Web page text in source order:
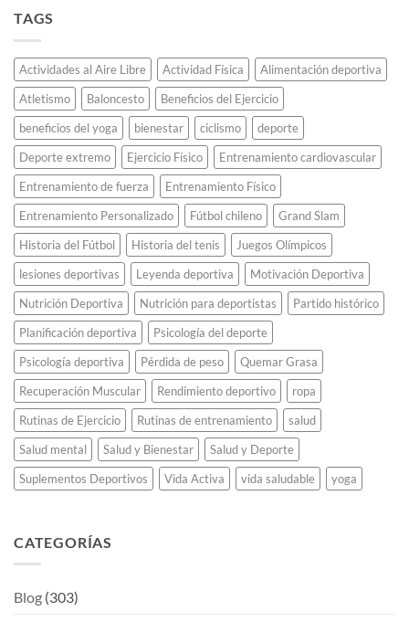
de
maratón.
al
continente.
universitario
que
decidió
saltar
de
espaldas
y
revolucionó
el
atletismo
para
siempre.
TAGS
Actividades al Aire Libre Actividad Física
Alimentación deportiva
Atletismo
Baloncesto
Beneficios del Ejercicio
beneficios del yoga
bienestar ciclismo
deporte
Deporte extremo
Ejercicio Físico
Entrenamiento cardiovascular
Entrenamiento de fuerza
Entrenamiento Físico
Entrenamiento Personalizado
Fútbol chileno
Grand Slam
Historia del Fútbol
Historia del tenis
Juegos Olímpicos
lesiones deportivas
Leyenda deportiva
Motivación Deportiva
Nutrición Deportiva
Nutrición para deportistas
Partido histórico
Planificación deportiva
Psicología del deporte
Psicología deportiva
Pérdida de peso
Quemar Grasa
Recuperación Muscular
Rendimiento deportivo
ropa
Rutinas de Ejercicio
Rutinas de entrenamiento
salud
Salud mental
Salud y Bienestar
Salud y Deporte
Suplementos Deportivos
Vida Activa vida saludable yoga
CATEGORÍAS
Blog (303)